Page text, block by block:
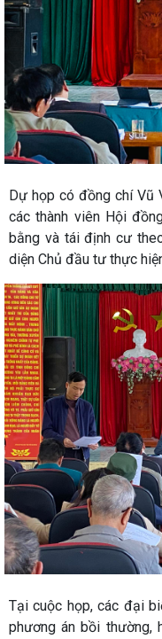
Dự họp có đồng chí Vũ
các thành viên Hội
bằng và tái định cư
diện Chủ đầu tư thực
Tại cuộc họp, các đại
phương án bồi thường,